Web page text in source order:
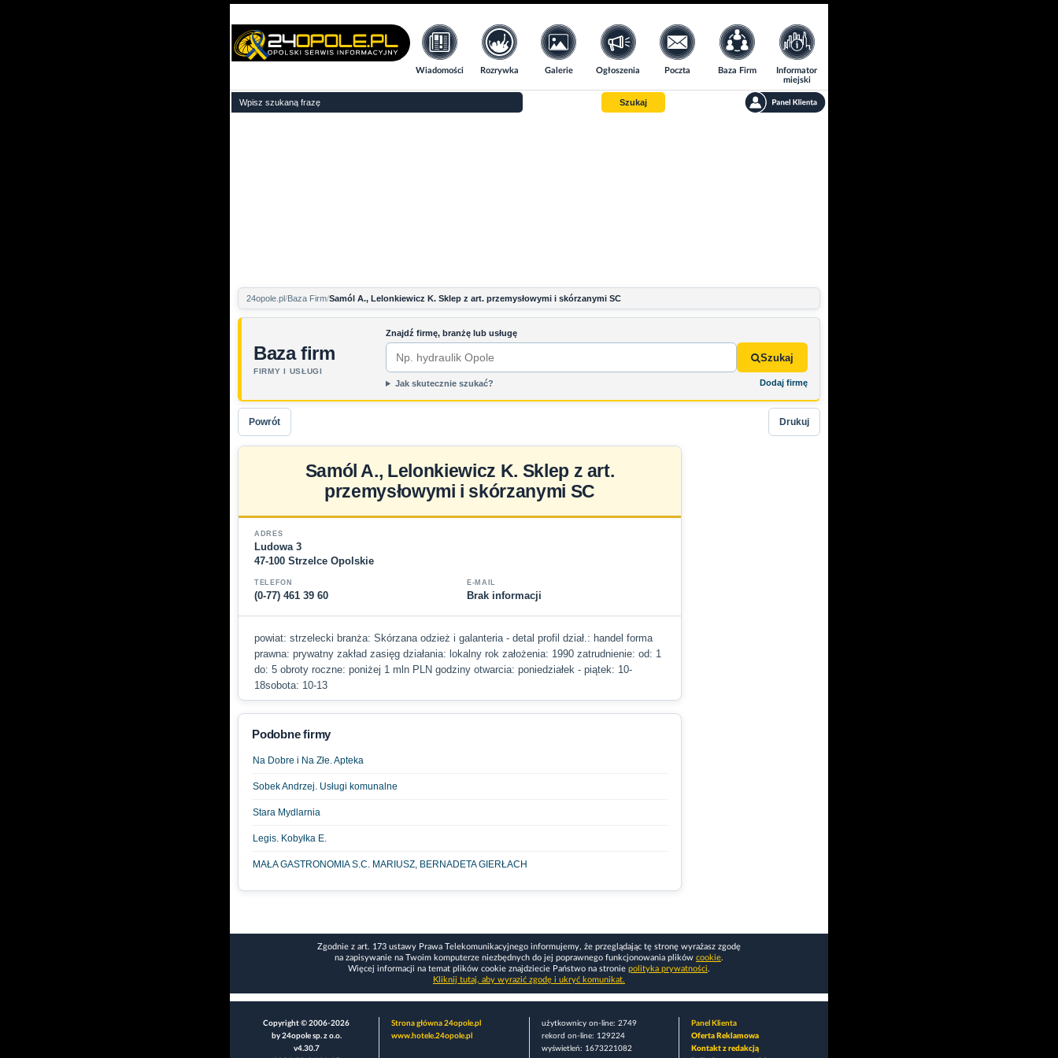
Wiadomości Rozrywka Galerie Ogłoszenia Poczta Baza Firm
Informator
miejski
Szukaj
24opole.pl Baza Firm Samól A., Lelonkiewicz K. Sklep z art. przemysłowymi i skórzanymi SC
Baza firm
FIRMY I USŁUGI
Znajdź firmę, branżę lub usługę
Szukaj
Jak skutecznie szukać? Dodaj firmę
Powrót Drukuj
Samól A., Lelonkiewicz K. Sklep z art.
przemysłowymi i skórzanymi SC
ADRES
Ludowa 3
47-100 Strzelce Opolskie
TELEFON
(0-77) 461 39 60
E-MAIL
Brak informacji
powiat: strzelecki branża: Skórzana odzież i galanteria - detal profil dział.: handel forma
prawna: prywatny zakład zasięg działania: lokalny rok założenia: 1990 zatrudnienie: od: 1
do: 5 obroty roczne: poniżej 1 mln PLN godziny otwarcia: poniedziałek - piątek: 10-
18sobota: 10-13
Podobne firmy
Na Dobre i Na Złe. Apteka
Sobek Andrzej. Usługi komunalne
Stara Mydlarnia
Legis. Kobyłka E.
MAŁA GASTRONOMIA S.C. MARIUSZ, BERNADETA GIERŁACH
Zgodnie z art. 173 ustawy Prawa Telekomunikacyjnego informujemy, że przeglądając tę stronę wyrażasz zgodę
na zapisywanie na Twoim komputerze niezbędnych do jej poprawnego funkcjonowania plików cookie.
Więcej informacji na temat plików cookie znajdziecie Państwo na stronie polityka prywatności.
Kliknij tutaj, aby wyrazić zgodę i ukryć komunikat.
Copyright © 2006-2026
by 24opole sp. z o.o.
v4.30.7
Strona główna 24opole.pl
www.hotele.24opole.pl
użytkownicy on-line: 2749
rekord on-line: 129224
wyświetleń: 1673221082
Panel Klienta
Oferta Reklamowa
Kontakt z redakcją